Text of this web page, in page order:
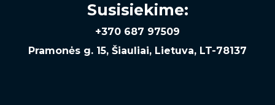
Susisiekime:
+370 687 97509
Pramonės g. 15, Šiauliai, Lietuva, LT-78137